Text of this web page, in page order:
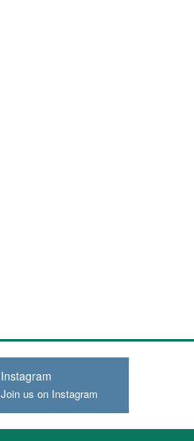
Instagram
Join us on Instagram